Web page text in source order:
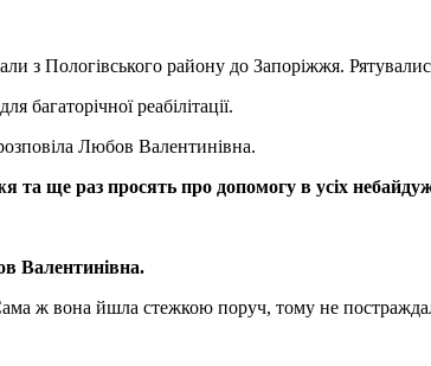
з Пологівського району до Запоріжжя.
багаторічної реабілітації.
Любов Валентинівна.
та ще раз просять про допомогу в усіх
Валентинівна.
ж вона йшла стежкою поруч, тому не